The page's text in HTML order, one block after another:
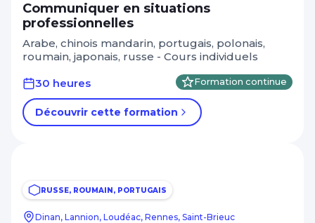
Communiquer en situations
professionnelles
Arabe, chinois mandarin, portugais, polonais,
roumain, japonais, russe - Cours individuels
30 heures
Formation continue
Découvrir cette formation
RUSSE, ROUMAIN, PORTUGAIS
Dinan, Lannion, Loudéac, Rennes, Saint-Brieuc